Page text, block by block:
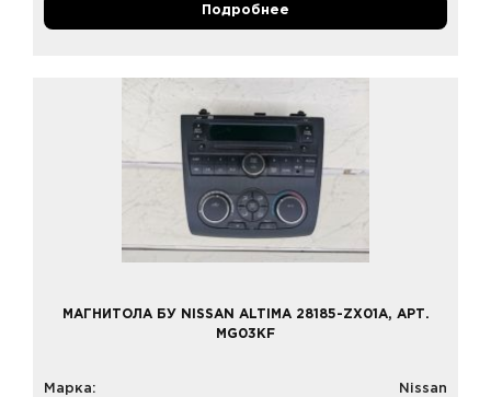
Подробнее
МАГНИТОЛА БУ NISSAN ALTIMA 28185-ZX01A, АРТ.
MG03KF
Марка:
Nissan